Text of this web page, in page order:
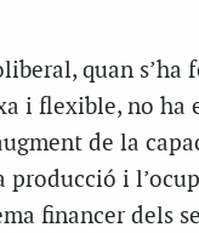
quan
i flexible, no ha
de la
producció i
financer dels